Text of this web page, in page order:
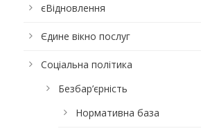
єВідновлення
Єдине вікно послуг
Соціальна політика
Безбар’єрність
Нормативна база